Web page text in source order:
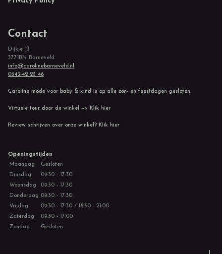
Contact
Dijkje 13
3771BN Barneveld
info@carolinebarneveld.nl
0342-42 23 46
Caroline mode voor baby & kind is op alle zon- en feestdagen gesloten.
Virtuele tour door de winkel --> Klik hier
Review schrijven over onze winkel? Klik hier
Openingstijden
Maandag
Gesloten
Dinsdag
09:30 - 17:30
Woensdag
09:30 - 17:30
Donderdag 09:30 - 17:30
Vrijdag
09:30 - 17:30 / 18:30 - 21:00
Zaterdag
09:30 - 17:00
Zondag
Gesloten